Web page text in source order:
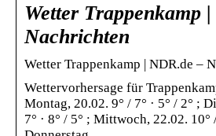
Wetter Trappenkamp
Nachrichten
Wetter Trappenkamp | NDR.de –
Wettervorhersage für
Montag, 20.02. 9° / 7° · 5° / 2° ;
7° · 8° / 5° ; Mittwoch, 22.02. 10°